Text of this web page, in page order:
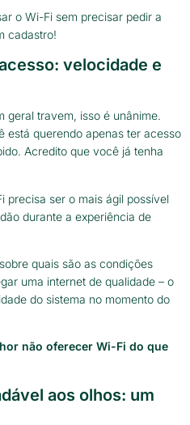
o Wi-Fi sem precisar pedir a
cadastro!
velocidade e
geral travem, isso é unânime.
está querendo apenas ter acesso
Acredito que você já tenha
precisa ser o mais ágil possível
durante a experiência de
quais são as condições
uma internet de qualidade – o
do sistema no momento do
não oferecer Wi-Fi do que
aos olhos: um